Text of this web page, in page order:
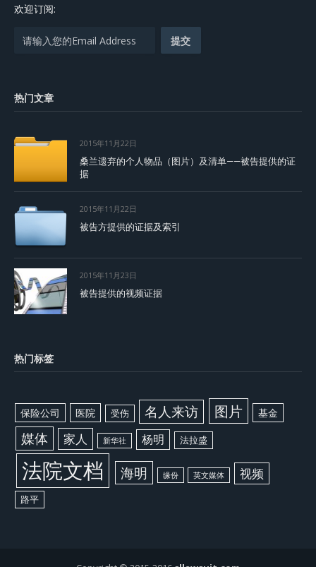
欢迎订阅:
热门文章
2015年11月22日
桑兰遗弃的个人物品（图片）及清单——被告提供的证
据
2015年11月22日
被告方提供的证据及索引
2015年11月23日
被告提供的视频证据
热门标签
保险公司 医院 受伤 名人来访 图片 基金
媒体 家人 新华社 杨明 法拉盛
法院文档 海明 缘份 英文媒体 视频
路平